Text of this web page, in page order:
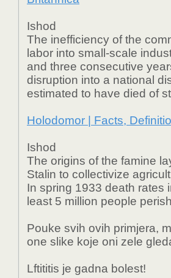
Ishod
The inefficiency of the
labor into small-scale
and three consecutive
disruption into a national
estimated to have died of
Holodomor | Facts,
Ishod
The origins of the famine
Stalin to collectivize
In spring 1933 death rates
least 5 million people
Pouke svih ovih primjera,
one slike koje oni zele
Lftititis je gadna bolest!